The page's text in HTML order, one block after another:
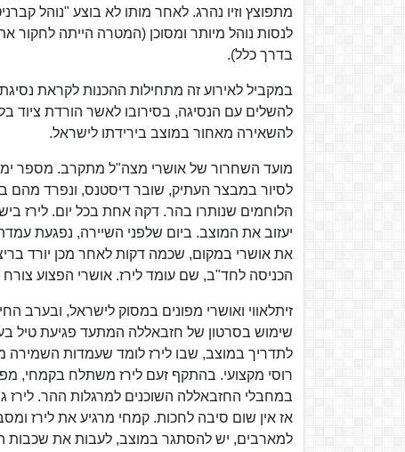
מתפוצץ וזיו נהרג. לאחר מותו לא בוצע "נוהל
בדרך כלל).
במקביל לאירוע זה מתחילות ההכנות לקראת
להשלים עם הנסיגה, בסירובו לאשר הורדת ציוד
להשאירה מאחור במוצב בירידתו לישראל.
מועד השחרור של אושרי מצה"ל מתקרב. מספר
לסיור במבצר העתיק, שובר דיסטנס, ונפרד מהם
הלוחמים שנותרו בהר. דקה אחת בכל יום. לירז
יעזוב את המוצב. ביום שלפני השיירה, נפגעת
את אושרי במקום, שכמה דקות לאחר מכן יורד
הכניסה לחד"ב, שם עומד לירז. אושרי הפצוע צורח
זיתלאווי ואושרי מפונים במסוק לישראל, ובערב
שימוש בסרטון של חזבאללה המתעד פגיעת טיל
לתדריך במוצב, שבו לירז לומד שעמדות השמירה
רוסי מקצועי. בהתקף זעם לירז משתלח בקמחי,
במחבלי החזבאללה השוכנים למרגלות ההר.
אז אין שום סיבה לחכות. קמחי מרגיע את לירז
למארבים, יש להסתגר במוצב, לעבות את שכבות